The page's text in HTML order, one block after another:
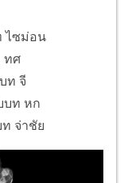
ไซม่อน
ทศ
ท จี
บท หก
ท จ่าชัย